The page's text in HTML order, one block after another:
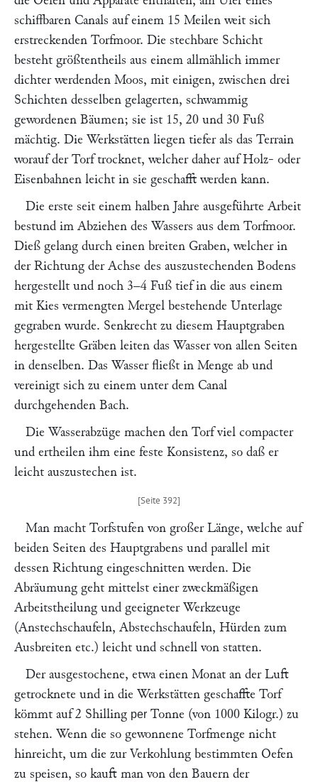
schiffbaren Canals auf einem 15 Meilen weit sich
erstreckenden Torfmoor. Die stechbare Schicht
besteht größtentheils aus einem allmählich immer
dichter werdenden Moos, mit einigen, zwischen drei
Schichten desselben gelagerten, schwammig
gewordenen Bäumen; sie ist 15, 20 und 30 Fuß
mächtig. Die Werkstätten liegen tiefer als das Terrain
worauf der Torf trocknet, welcher daher auf Holz- oder
Eisenbahnen leicht in sie geschafft werden kann.
Die erste seit einem halben Jahre ausgeführte Arbeit
bestund im Abziehen des Wassers aus dem Torfmoor.
Dieß gelang durch einen breiten Graben, welcher in
der Richtung der Achse des auszustechenden Bodens
hergestellt und noch 3–4 Fuß tief in die aus einem
mit Kies vermengten Mergel bestehende Unterlage
gegraben wurde. Senkrecht zu diesem Hauptgraben
hergestellte Gräben leiten das Wasser von allen Seiten
in denselben. Das Wasser fließt in Menge ab und
vereinigt sich zu einem unter dem Canal
durchgehenden Bach.
Die Wasserabzüge machen den Torf viel compacter
und ertheilen ihm eine feste Konsistenz, so daß er
leicht auszustechen ist.
Man macht Torfstufen von großer Länge, welche auf
beiden Seiten des Hauptgrabens und parallel mit
dessen Richtung eingeschnitten werden. Die
Abräumung geht mittelst einer zweckmäßigen
Arbeitstheilung und geeigneter Werkzeuge
(Anstechschaufeln, Abstechschaufeln, Hürden zum
Ausbreiten etc.) leicht und schnell von statten.
Der ausgestochene, etwa einen Monat an der Luft
getrocknete und in die Werkstätten geschaffte Torf
kömmt auf 2 Shilling per Tonne (von 1000 Kilogr.) zu
stehen. Wenn die so gewonnene Torfmenge nicht
hinreicht, um die zur Verkohlung bestimmten Oefen
zu speisen, so kauft man von den Bauern der